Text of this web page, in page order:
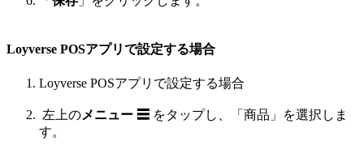
Loyverse POSアプリで設定する場合
Loyverse POSアプリで設定する場合
左上のメニュー ☰ をタップし、「商品」を選択しま
す。